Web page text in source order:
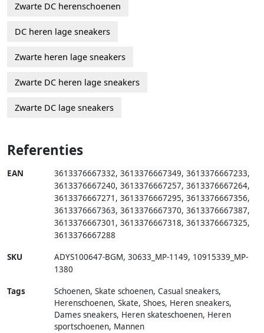
Zwarte DC herenschoenen
DC heren lage sneakers
Zwarte heren lage sneakers
Zwarte DC heren lage sneakers
Zwarte DC lage sneakers
Referenties
EAN 3613376667332, 3613376667349, 3613376667233,
3613376667240, 3613376667257, 3613376667264,
3613376667271 , 3613376667295, 3613376667356,
3613376667363, 3613376667370, 3613376667387,
3613376667301 , 3613376667318, 3613376667325,
3613376667288
SKU ADYS100647-BGM, 30633_MP-1149, 10915339_MP-
1380
Tags
Schoenen, Skate schoenen, Casual sneakers,
Herenschoenen, Skate, Shoes, Heren sneakers,
Dames sneakers, Heren skateschoenen, Heren
sportschoenen, Mannen